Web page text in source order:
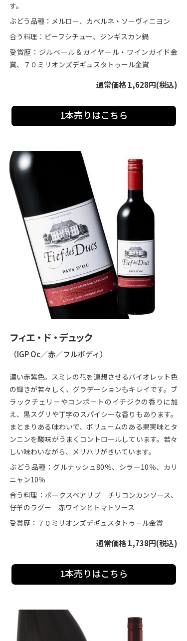
す。
ぶどう品種：メルロー、カベルネ・ソーヴィニヨン
合う料理：ビーフシチュー、ジンギスカン鍋
受賞歴：ジルベール＆ガイヤール・ワインガイド金
賞、７０ミリオンズデギュスタトゥール金賞
通常価格 1,628円(税込)
1本売りはこちら
フィエ・ド・デュック
（IGP Oc／赤／フルボディ）
濃い赤紫色。スミレの花を連想させるバイオレット色
の輝きが若々しく、グラデーションもキレイです。ブ
ラックチェリーやコンポートのイチジクの香りに加
え、黒スグリや丁字のスパイシーな香りもあります。
まとまりある味わいで、ボリュームのある果実味とタ
ンニンを酸味がうまくコントロールしています。若々
しい味わいながら、メリハリがきいています。
ぶどう品種：グルナッシュ80％、シラー10％、カリ
ニャン10％
合う料理：ポークスペアリブ チリコンカンソース、
仔羊のラグー 赤ワインとトマトソース
受賞歴：７０ミリオンズデギュスタトゥール金賞
通常価格 1,738円(税込)
1本売りはこちら